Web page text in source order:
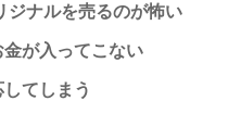
ジナルを売るのが怖い
金が入ってこない
てしまう